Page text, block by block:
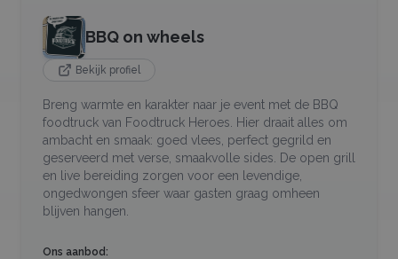
BBQ on wheels
Bekijk profiel
Breng warmte en karakter naar je event met de BBQ
foodtruck van Foodtruck Heroes. Hier draait alles om
ambacht en smaak: goed vlees, perfect gegrild en
geserveerd met verse, smaakvolle sides. De open grill
en live bereiding zorgen voor een levendige,
ongedwongen sfeer waar gasten graag omheen
blijven hangen.
Ons aanbod: